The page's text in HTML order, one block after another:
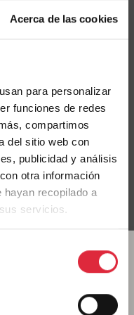
Acerca de las cookies
para personalizar
funciones de redes
compartimos
del sitio web con
publicidad y análisis
otra información
hayan recopilado a
servicios.
de Mama Sarah a los